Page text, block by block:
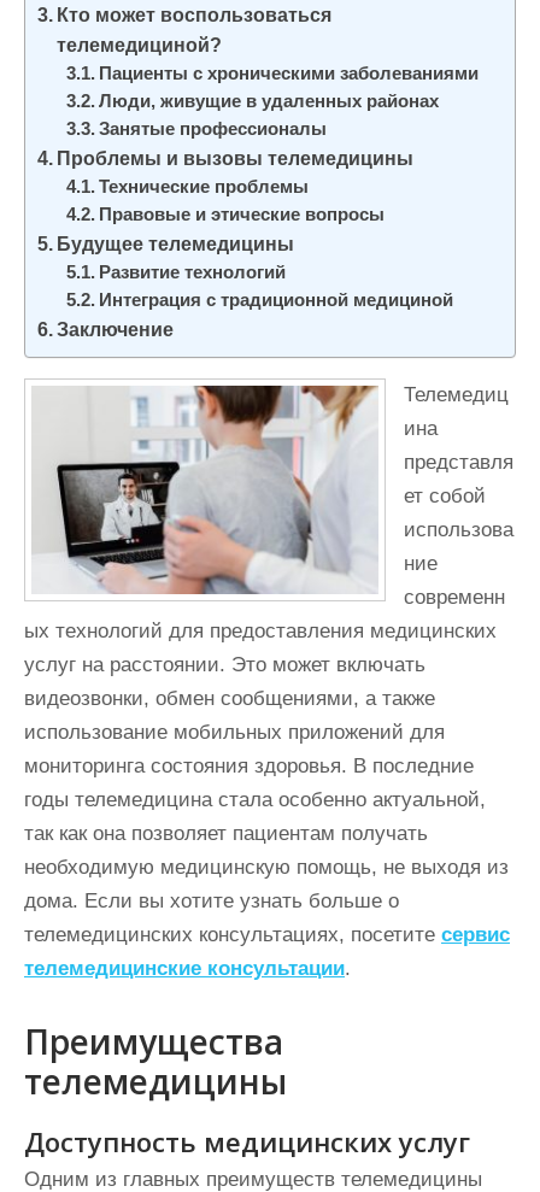
Кто может воспользоваться
телемедициной?
Пациенты с хроническими заболеваниями
Люди, живущие в удаленных районах
Занятые профессионалы
Проблемы и вызовы телемедицины
Технические проблемы
Правовые и этические вопросы
Будущее телемедицины
Развитие технологий
Интеграция с традиционной медициной
Заключение
Телемедиц
ина
представля
ет собой
использова
ние
современн
ых технологий для предоставления медицинских
услуг на расстоянии. Это может включать
видеозвонки, обмен сообщениями, а также
использование мобильных приложений для
мониторинга состояния здоровья. В последние
годы телемедицина стала особенно актуальной,
так как она позволяет пациентам получать
необходимую медицинскую помощь, не выходя из
дома. Если вы хотите узнать больше о
телемедицинских консультациях, посетите сервис
телемедицинские консультации.
Преимущества
телемедицины
Доступность медицинских услуг
Одним из главных преимуществ телемедицины